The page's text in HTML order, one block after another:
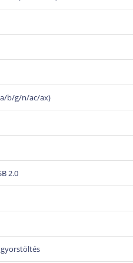
Topology
3.0funkciója
segíti a kommunikációs hibák
ellenőrzését
áttekintését
hasznos összetett
járművekre
a/b/g/n/ac/ax)
2.0
gyorstöltés